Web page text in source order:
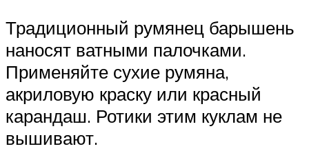
Традиционный румянец барышень
наносят ватными палочками.
Применяйте сухие румяна,
акриловую краску или красный
карандаш. Ротики этим куклам не
вышивают.